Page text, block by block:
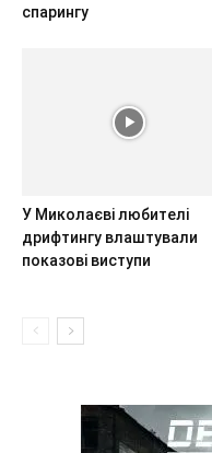
спарингу
У Миколаєві любителі
дрифтингу влаштували
показові виступи